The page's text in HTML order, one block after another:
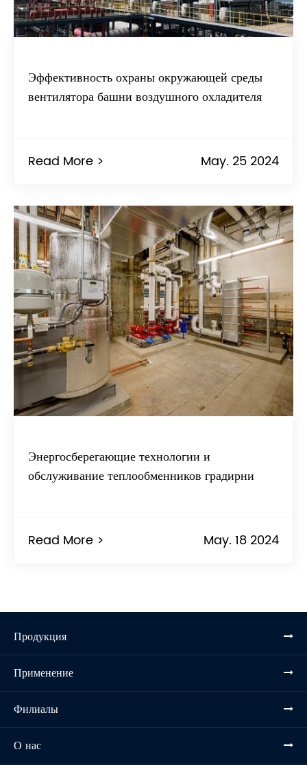
Эффективность охраны окружающей среды
вентилятора башни воздушного охладителя
Read More > May. 25 2024
Энергосберегающие технологии и
обслуживание теплообменников градирни
Read More > May. 18 2024
Продукция
Применение
Филиалы
О нас